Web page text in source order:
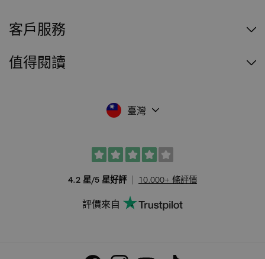
客戶服務
值得閱讀
臺灣
4.2 星/5 星好評 10.000+ 條評價
評價來自